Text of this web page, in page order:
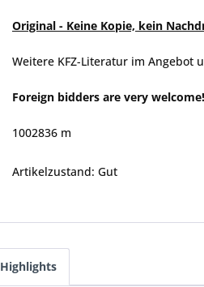
Original - Keine Kopie, kein
Weitere KFZ-Literatur im Angebot
Foreign bidders are very welcome!
1002836 m
Artikelzustand: Gut
Highlights